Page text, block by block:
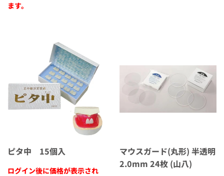
ます。
ピタ中 15個入
ログイン後に価格が表示され
マウスガード(丸形) 半透明
2.0mm 24枚 (山八)